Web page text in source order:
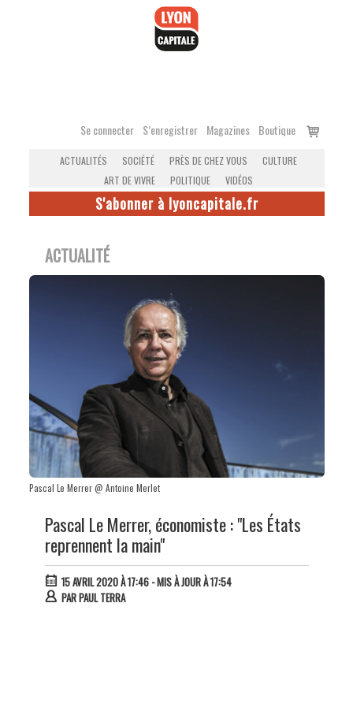
Se connecter S’enregistrer Magazines Boutique
Voir
ACTUALITÉS SOCIÉTÉ PRÈS DE CHEZ VOUS
CULTURE
ART DE VIVRE
POLITIQUE VIDÉOS
S'abonner à lyoncapitale.fr
ACTUALITÉ
Pascal Le Merrer @ Antoine Merlet
Pascal Le Merrer, économiste : "Les États
reprennent la main"
15 AVRIL 2020 À 17:46- MIS À JOUR À 17:54
PARPAUL TERRA